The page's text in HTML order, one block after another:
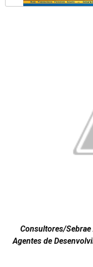
Consultores/
Agentes de